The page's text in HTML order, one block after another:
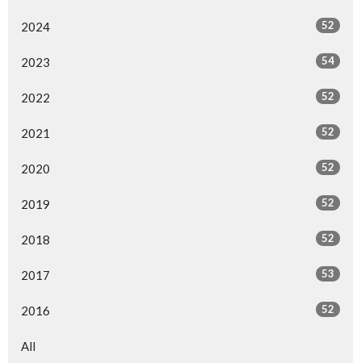
2024 52
2023 54
2022 52
2021 52
2020 52
2019 52
2018 52
2017 53
2016 52
All